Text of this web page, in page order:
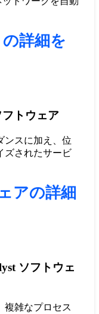
詳細を
トウェア
ンスに加え、位
ズされたサービ
アの詳細
ソフトウェ
複雑なプロセス